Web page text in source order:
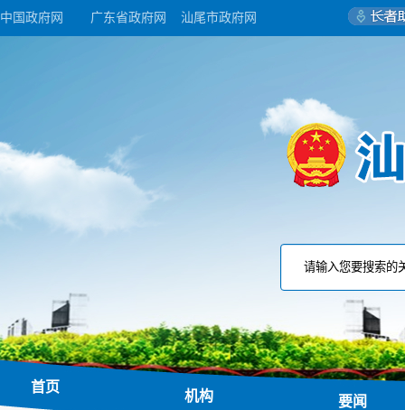
中国政府网 广东省政府网 汕尾市政府网
首页
机构 要闻